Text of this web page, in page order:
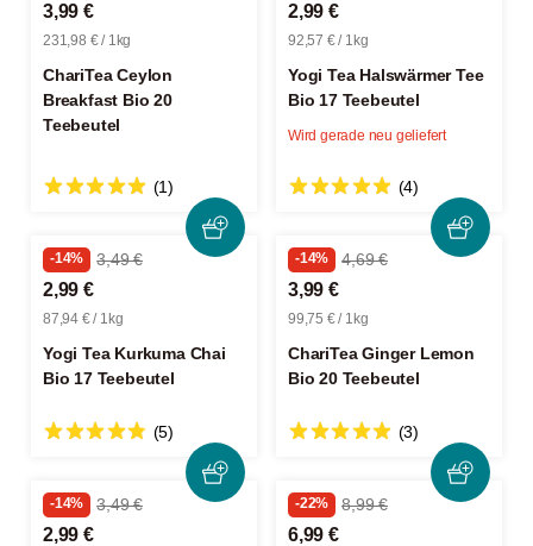
3,99 €
231,98 € / 1kg
ChariTea Ceylon
Breakfast Bio 20
Teebeutel
(1)
2,99 €
92,57 € / 1kg
Yogi Tea Halswärmer Tee
Bio 17 Teebeutel
(4)
Wird gerade neu geliefert
-14% 3,49 €
2,99 €
87,94 € / 1kg
Yogi Tea Kurkuma Chai
Bio 17 Teebeutel
(5)
-14% 4,69 €
3,99 €
99,75 € / 1kg
ChariTea Ginger Lemon
Bio 20 Teebeutel
(3)
-14% 3,49 €
2,99 €
-22% 8,99 €
6,99 €